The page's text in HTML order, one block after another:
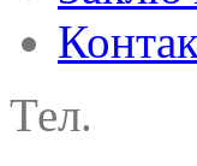
Тел.